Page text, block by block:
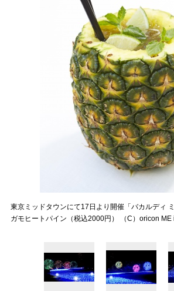
東京ミッドタウンにて17日より開催「バカルディ
ガモヒートパイン（税込2000円） （C）oricon ME